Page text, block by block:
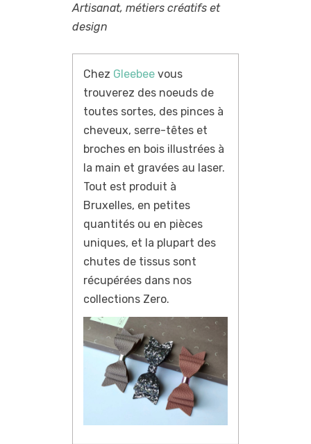
Artisanat, métiers créatifs et
design
Chez Gleebee vous
trouverez des noeuds de
toutes sortes, des pinces à
cheveux, serre-têtes et
broches en bois illustrées à
la main et gravées au laser.
Tout est produit à
Bruxelles, en petites
quantités ou en pièces
uniques, et la plupart des
chutes de tissus sont
récupérées dans nos
collections Zero.